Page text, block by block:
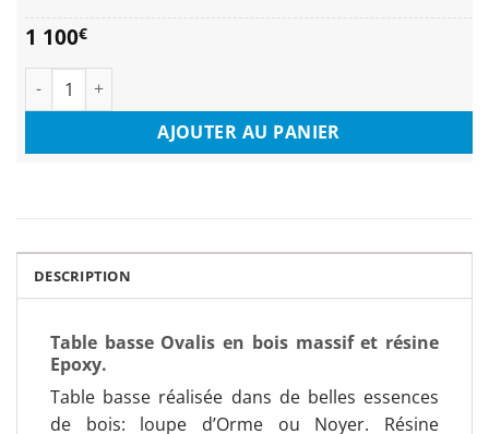
1 100€
quantité de Table basse Ovalis
AJOUTER AU PANIER
DESCRIPTION
Table basse Ovalis en bois massif et résine
Epoxy.
Table basse réalisée dans de belles essences
de bois: loupe d’Orme ou Noyer. Résine